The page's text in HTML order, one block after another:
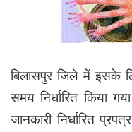
बिलासपुर जिले में इसके
समय निर्धारित किया
जानकारी निर्धारित